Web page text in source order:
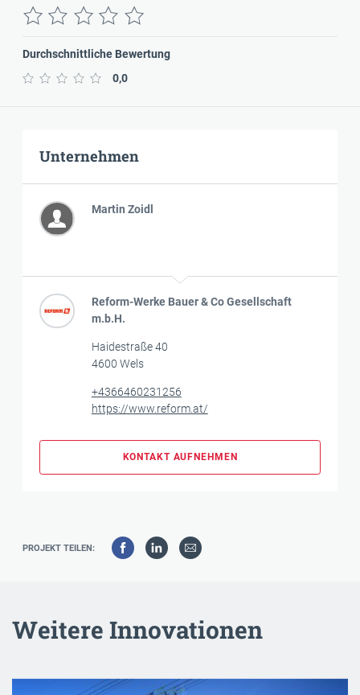
Durchschnittliche Bewertung
0,0
Unternehmen
Martin Zoidl
Reform-Werke Bauer & Co Gesellschaft
m.b.H.
Haidestraße 40
4600 Wels
+4366460231256
https://www.reform.at/
KONTAKT AUFNEHMEN
PROJEKT TEILEN:
Weitere Innovationen